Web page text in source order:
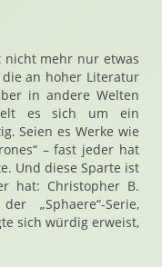
nicht mehr nur etwas
an hoher Literatur
in andere Welten
es sich um ein
Seien es Werke wie
– fast jeder hat
Und diese Sparte ist
hat: Christopher B.
„Sphaere“-Serie,
sich würdig erweist,